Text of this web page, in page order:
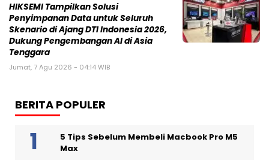
HIKSEMI Tampilkan Solusi
Penyimpanan Data untuk Seluruh
Skenario di Ajang DTI Indonesia 2026,
Dukung Pengembangan AI di Asia
Tenggara
Jumat, 7 Agu 2026 - 04:14 WIB
BERITA POPULER
5 Tips Sebelum Membeli Macbook Pro M5
Max